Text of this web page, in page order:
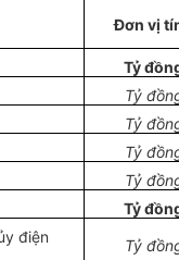
Đơn vị
Tỷ
Tỷ
Tỷ
Tỷ
Tỷ
Tỷ
điện
Tỷ